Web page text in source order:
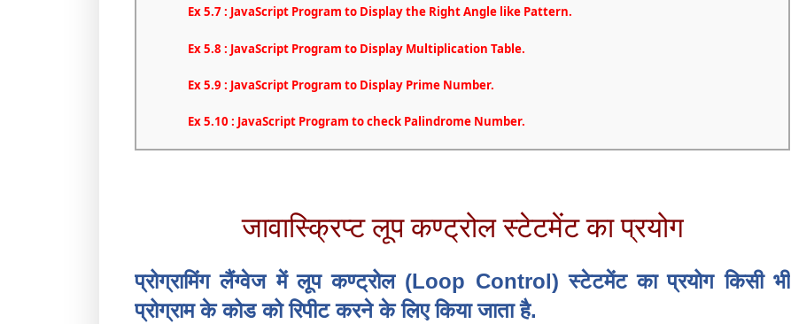
Ex 5.7 : JavaScript Program to Display the Right Angle like Pattern.
Ex 5.8 : JavaScript Program to Display Multiplication Table.
Ex 5.9 : JavaScript Program to Display Prime Number.
Ex 5.10 : JavaScript Program to check Palindrome Number.
जावास्क्रिप्ट लूप कण्ट्रोल स्टेटमेंट का प्रयोग
प्रोग्रामिंग लैंग्वेज में लूप कण्ट्रोल (Loop Control) स्टेटमेंट का प्रयोग किसी भी
प्रोग्राम के कोड को रिपीट करने के लिए किया जाता है.